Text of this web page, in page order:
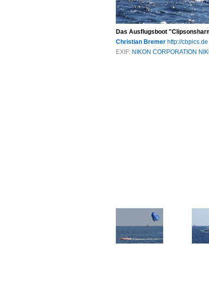
Das Ausflugsboot
Christian Bremer http://cbpics.de
EXIF: NIKON CORPORATION